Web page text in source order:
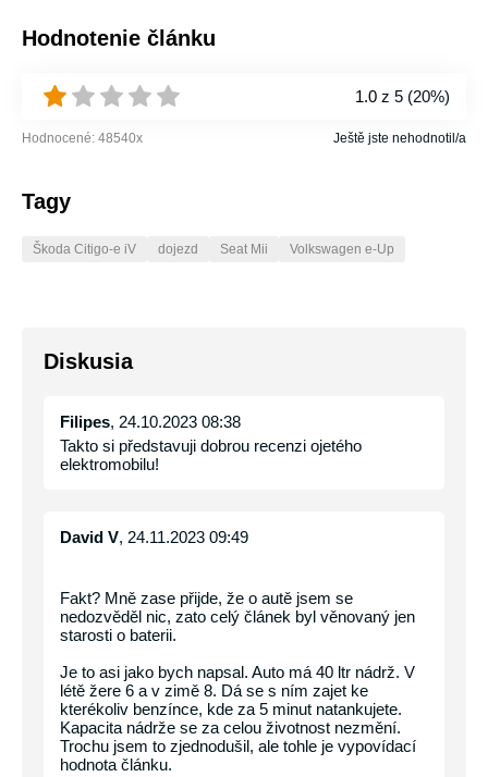
Hodnotenie článku
1.0 z 5 (20%)
Hodnocené: 48540x Ještě jste nehodnotil/a
Tagy
Škoda Citigo-e iV dojezd Seat Mii Volkswagen e-Up
Diskusia
Filipes, 24.10.2023 08:38
Takto si představuji dobrou recenzi ojetého
elektromobilu!
David V, 24.11.2023 09:49
Fakt? Mně zase přijde, že o autě jsem se
nedozvěděl nic, zato celý článek byl věnovaný jen
starosti o baterii.
Je to asi jako bych napsal. Auto má 40 ltr nádrž. V
létě žere 6 a v zimě 8. Dá se s ním zajet ke
kterékoliv benzínce, kde za 5 minut natankujete.
Kapacita nádrže se za celou životnost nezmění.
Trochu jsem to zjednodušil, ale tohle je vypovídací
hodnota článku.